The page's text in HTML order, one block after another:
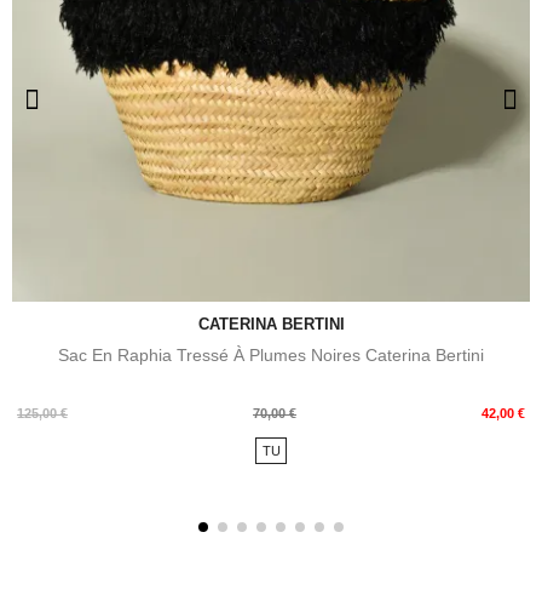
CATERINA BERTINI
Sac En Raphia Tressé À Plumes Noires Caterina Bertini
125,00 €
Prix
70,00 € 42,00 €
Prix
TU